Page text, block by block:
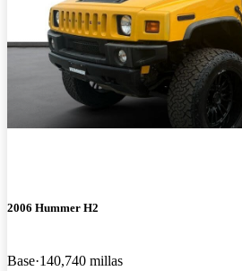
2006 Hummer H2
Base 140,740 millas